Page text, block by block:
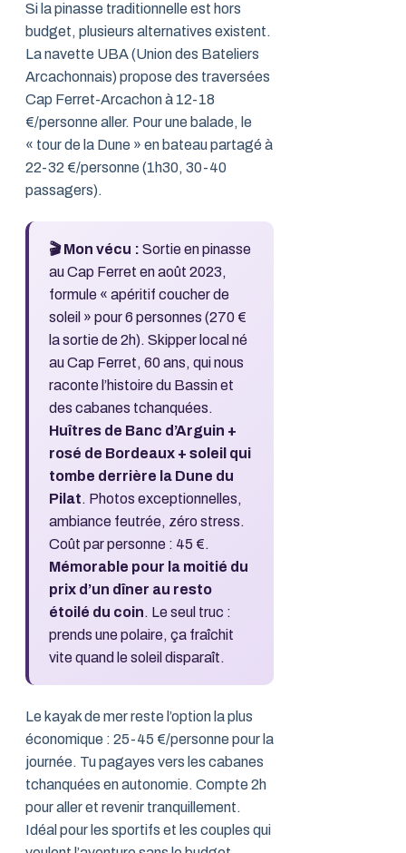
Si la pinasse traditionnelle est hors
budget, plusieurs alternatives existent.
La navette UBA (Union des Bateliers
Arcachonnais) propose des traversées
Cap Ferret-Arcachon à 12-18
€/personne aller. Pour une balade, le
« tour de la Dune » en bateau partagé à
22-32 €/personne (1h30, 30-40
passagers).
🎬 Mon vécu : Sortie en pinasse
au Cap Ferret en août 2023,
formule « apéritif coucher de
soleil » pour 6 personnes (270 €
la sortie de 2h). Skipper local né
au Cap Ferret, 60 ans, qui nous
raconte l’histoire du Bassin et
des cabanes tchanquées.
Huîtres de Banc d’Arguin +
rosé de Bordeaux + soleil qui
tombe derrière la Dune du
Pilat. Photos exceptionnelles,
ambiance feutrée, zéro stress.
Coût par personne : 45 €.
Mémorable pour la moitié du
prix d’un dîner au resto
étoilé du coin. Le seul truc :
prends une polaire, ça fraîchit
vite quand le soleil disparaît.
Le kayak de mer reste l’option la plus
économique : 25-45 €/personne pour la
journée. Tu pagayes vers les cabanes
tchanquées en autonomie. Compte 2h
pour aller et revenir tranquillement.
Idéal pour les sportifs et les couples qui